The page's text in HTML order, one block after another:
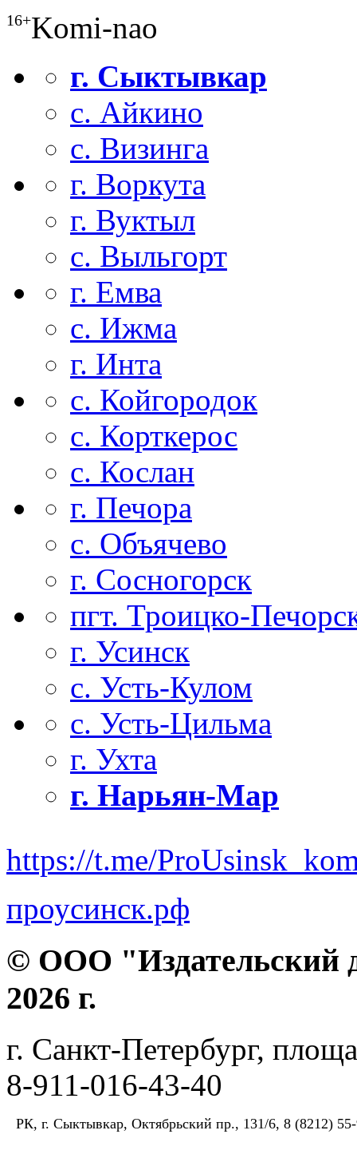
16+Komi-nao
г. Сыктывкар
с. Айкино
с. Визинга
г. Воркута
г. Вуктыл
с. Выльгорт
г. Емва
с. Ижма
г. Инта
с. Койгородок
с. Корткерос
с. Кослан
г. Печора
с. Объячево
г. Сосногорск
пгт. Троицко-
г. Усинск
с. Усть-Кулом
с. Усть-Цильма
г. Ухта
г. Нарьян-Мар
https://t.me/
проусинск.рф
© ООО "Издательский
2026 г.
г. Санкт-Петербург,
8-911-016-43-40
РК, г. Сыктывкар, Октябрьский пр., 131/6, 8 (8212)